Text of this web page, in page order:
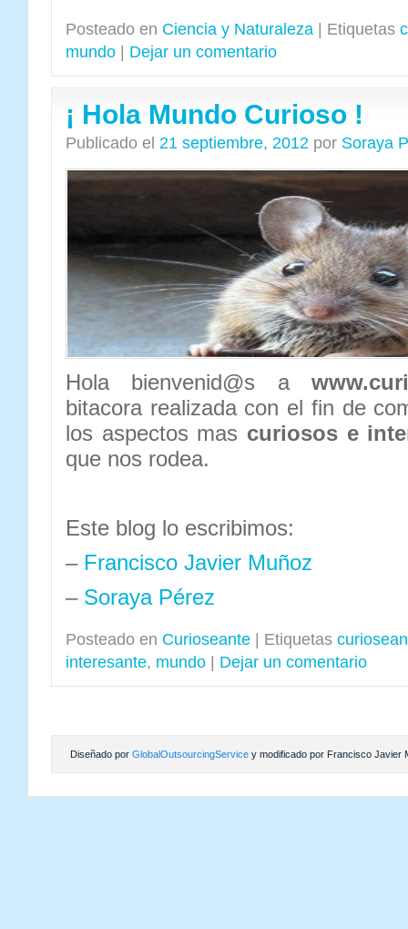
Posteado en Ciencia y Naturaleza Etiquetas
mundo
Dejar un comentario
¡ Hola Mundo Curioso !
Publicado el 21 septiembre, 2012 por Soraya
Hola bienvenid@s a
bitacora realizada con el fin de
los aspectos mas curiosos e
que nos rodea.
Este blog lo escribimos:
– Francisco Javier Muñoz
– Soraya Pérez
Posteado en Curioseante Etiquetas
interesante, mundo Dejar un comentario
Diseñado por GlobalOutsourcingService y modificado por Francisco Javier